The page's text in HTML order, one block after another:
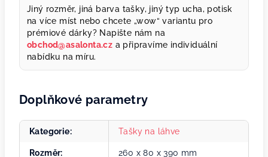
Jiný rozměr, jiná barva tašky, jiný typ ucha, potisk
na více míst nebo chcete „wow“ variantu pro
prémiové dárky? Napište nám na
obchod@asalonta.cz a připravíme individuální
nabídku na míru.
Doplňkové parametry
Kategorie: Tašky na láhve
Rozměr: 260 x 80 x 390 mm